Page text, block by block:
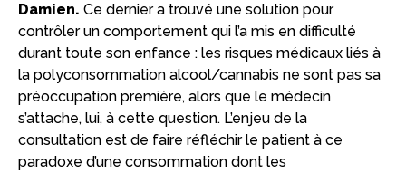
Damien. Ce dernier a trouvé une solution pour
contrôler un comportement qui l’a mis en difficulté
durant toute son enfance : les risques médicaux liés à
la polyconsommation alcool/cannabis ne sont pas sa
préoccupation première, alors que le médecin
s’attache, lui, à cette question. L’enjeu de la
consultation est de faire réfléchir le patient à ce
paradoxe d’une consommation dont les